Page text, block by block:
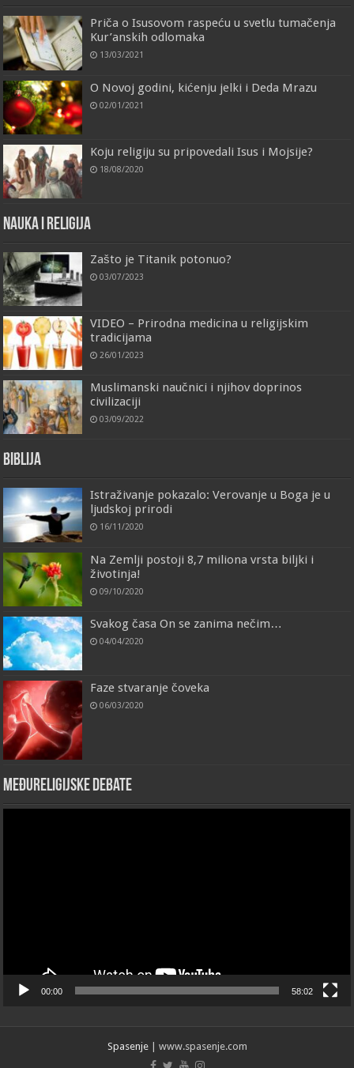
Priča o Isusovom raspeću u svetlu tumačenja
Kur’anskih odlomaka
13/03/2021
O Novoj godini, kićenju jelki i Deda Mrazu
02/01/2021
Koju religiju su pripovedali Isus i Mojsije?
18/08/2020
Nauka i religija
Zašto je Titanik potonuo?
03/07/2023
VIDEO – Prirodna medicina u religijskim
tradicijama
26/01/2023
Muslimanski naučnici i njihov doprinos
civilizaciji
03/09/2022
Biblija
Istraživanje pokazalo: Verovanje u Boga je u
ljudskoj prirodi
16/11/2020
Na Zemlji postoji 8,7 miliona vrsta biljki i
životinja!
09/10/2020
Svakog časa On se zanima nečim…
04/04/2020
Faze stvaranje čoveka
06/03/2020
Međureligijske debate
00:00 58:02
Spasenje| www.spasenje.com